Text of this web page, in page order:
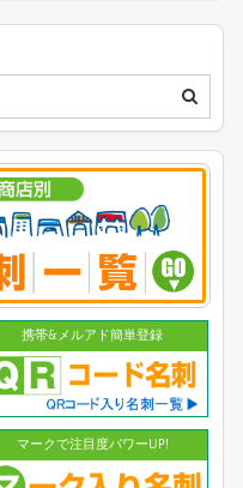
携帯&メルアド簡単登録
マークで注目度パワーUP!